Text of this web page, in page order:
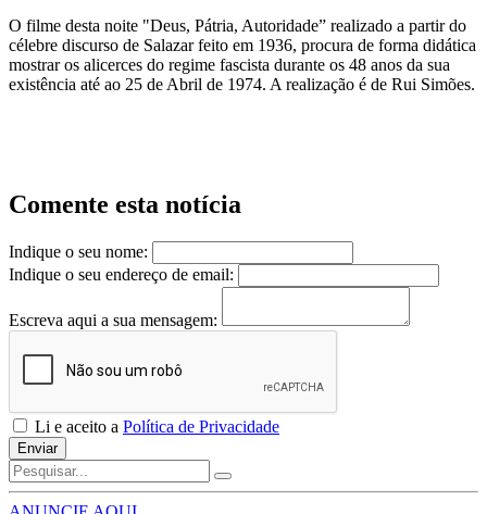
O filme desta noite "Deus, Pátria, Autoridade” realizado a partir do
célebre discurso de Salazar feito em 1936, procura de forma didática
mostrar os alicerces do regime fascista durante os 48 anos da sua
existência até ao 25 de Abril de 1974. A realização é de Rui Simões.
Comente esta notícia
Indique o seu nome:
Indique o seu endereço de email:
Escreva aqui a sua mensagem:
Li e aceito a Política de Privacidade
Enviar